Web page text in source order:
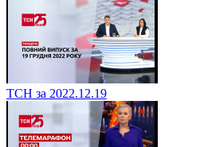
ТСН за 2022.12.19